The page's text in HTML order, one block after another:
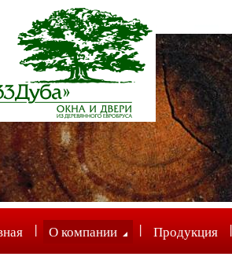
| О компании | Продукция |